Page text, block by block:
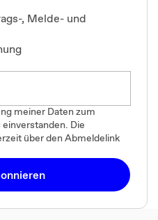
, Melde- und
meiner Daten zum
Die
über den Abmeldelink